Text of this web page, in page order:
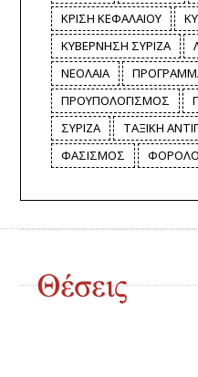
ΚΡΙΣΗ ΚΕΦΑΛΑΙΟΥ
ΚΥΒΕΡΝΗΣΗ ΣΥΡΙΖΑ
ΝΕΟΛΑΙΑ
ΠΡΟΥΠΟΛΟΓΙΣΜΟΣ
ΣΥΡΙΖΑ
ΤΑΞΙΚΗ
ΦΑΣΙΣΜΟΣ